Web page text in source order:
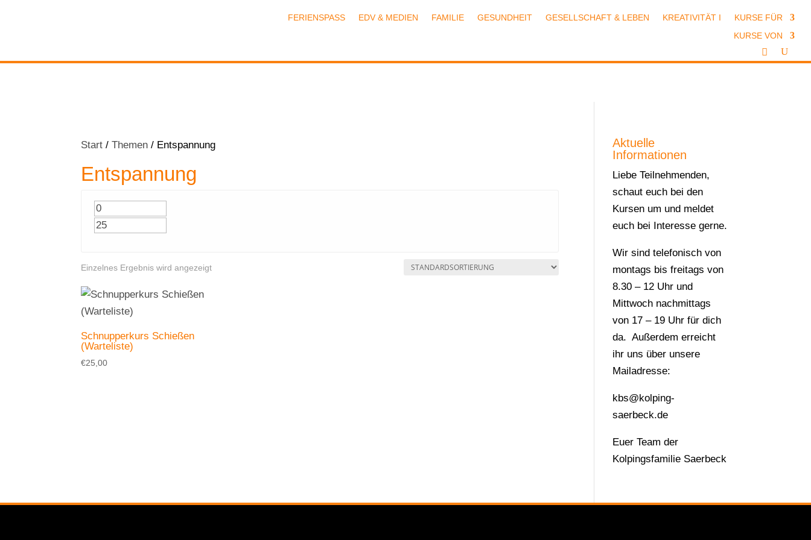
FERIENSPASS EDV & MEDIEN FAMILIE GESUNDHEIT GESELLSCHAFT & LEBEN KREATIVITÄT I
KURSE FÜR
KURSE VON
Start /Themen / Entspannung
Entspannung
Einzelnes Ergebnis wird angezeigt
Schnupperkurs Schießen
(Warteliste)
€25,00
Aktuelle
Informationen
Liebe Teilnehmenden,
schaut euch bei den
Kursen um und meldet
euch bei Interesse gerne.
Wir sind telefonisch von
montags bis freitags von
8.30 – 12 Uhr und
Mittwoch nachmittags
von 17 – 19 Uhr für dich
da. Außerdem erreicht
ihr uns über unsere
Mailadresse:
kbs@kolping-
saerbeck.de
Euer Team der
Kolpingsfamilie Saerbeck